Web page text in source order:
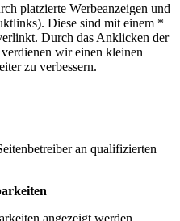
platzierte Werbeanzeigen und
Diese sind mit einem *
Durch das Anklicken der
wir einen kleinen
zu verbessern.
an qualifizierten